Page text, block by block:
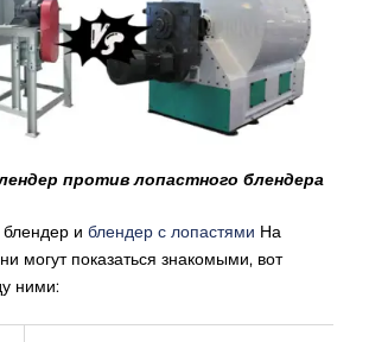
против лопастного блендера
и блендер с лопастями На
могут показаться знакомыми, вот
ними: